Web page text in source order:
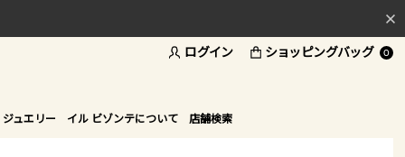
ログイン ショッピングバッグ 0
ュエリー イル ビゾンテについて 店舗検索